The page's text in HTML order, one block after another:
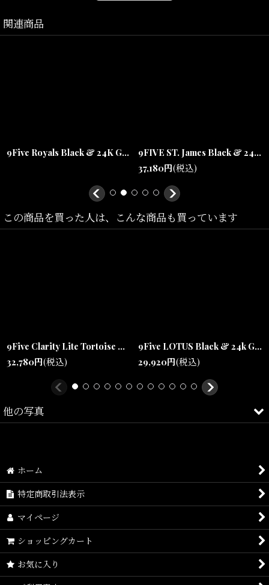
によって高級感のある仕上がりとなっています。
すべてハンドメイドで制作され、
を展開しています。
スケートボード、HIPHOP、ファッションカルチャーを背景に、
Tシャツ、フーディー、ジャケットスタイルまで幅広く合わせやす
く、
沖縄・宜野湾のセレクトショップSHELLTERが提案する、
One Size(レンズ幅:約52mm, ブリッジ幅:約22mm, テンプル幅:約
関連商品
9Five Royals Black & 24K Gold Sunglasses ロイアル ブラック ゴールド サングラス
9FIVE ST. James Black & 24K Gold Sunglasses Blue Gradation セントジェームス ブラック & 24K ゴールド サングラス 偏光レンズ
37,180円(税込)
この商品を買った人は、こんな商品も買っています
9Five Clarity Lite Tortoise & 24k Gold Clear Lens Glasses リムレス べっ甲 クリアレンズ サングラス
32,780円(税込)
9Five LOTUS Black & 24k Gold Clear Lens Glasses ゴールド UV 偏光 クリアレンズ メガネ
29,920円(税込)
他の写真
ホーム
特定商取引法表示
マイページ
ショッピングカート
お気に入り